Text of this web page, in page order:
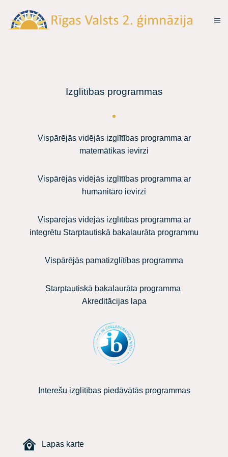
Izglītības programmas
Vispārējās vidējās izglītības programma ar
matemātikas ievirzi
Vispārējās vidējās izglītības programma ar
humanitāro ievirzi
Vispārējās vidējās izglītības programma ar
integrētu Starptautiskā bakalaurāta programmu
Vispārējās pamatizglītības programma
Starptautiskā bakalaurāta programma
Akreditācijas lapa
Interešu izglītības piedāvātās programmas
Lapas karte